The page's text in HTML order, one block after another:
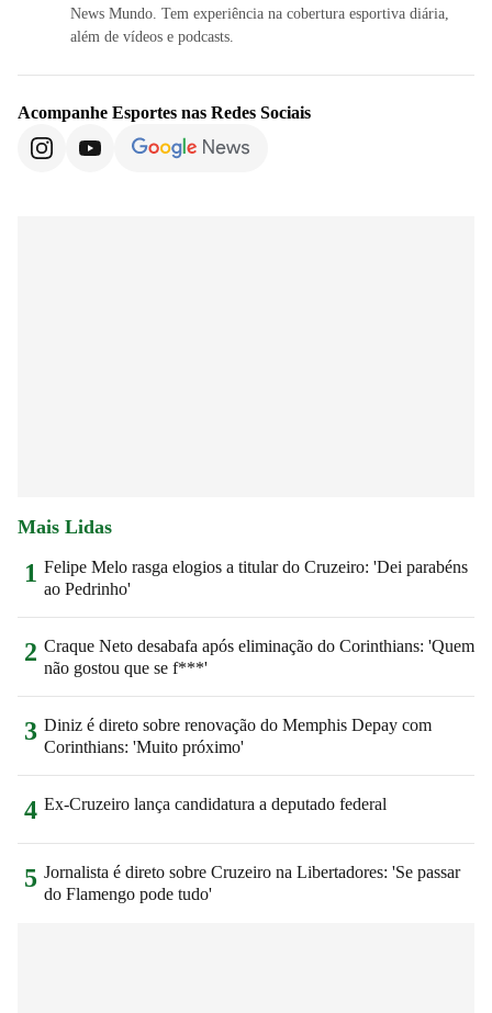
News Mundo. Tem experiência na cobertura esportiva diária,
além de vídeos e podcasts.
Acompanhe Esportes nas Redes Sociais
Mais Lidas
1 Felipe Melo rasga elogios a titular do Cruzeiro: 'Dei parabéns
ao Pedrinho'
2 Craque Neto desabafa após eliminação do Corinthians: 'Quem
não gostou que se f***'
3 Diniz é direto sobre renovação do Memphis Depay com
Corinthians: 'Muito próximo'
4 Ex-Cruzeiro lança candidatura a deputado federal
5 Jornalista é direto sobre Cruzeiro na Libertadores: 'Se passar
do Flamengo pode tudo'